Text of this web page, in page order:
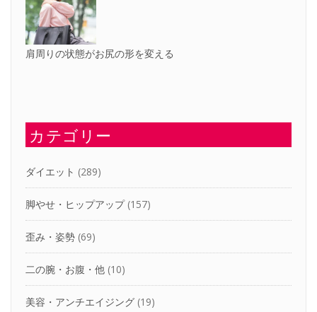
肩周りの状態がお尻の形を変える
カテゴリー
ダイエット (289)
脚やせ・ヒップアップ(157)
歪み・姿勢 (69)
二の腕・お腹・他 (10)
美容・アンチエイジング (19)